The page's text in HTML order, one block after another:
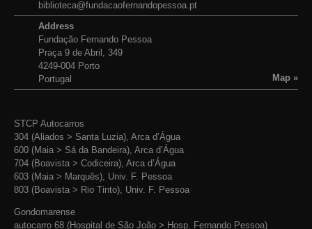
biblioteca@fundacaofernandopessoa.pt
Address
Fundação Fernando Pessoa
Praça 9 de Abril, 349
4249-004 Porto
Portugal
Map »
STCP Autocarros
304 (Aliados > Santa Luzia), Arca d’Água
600 (Maia > Sá da Bandeira), Arca d’Água
704 (Boavista > Codiceira), Arca d’Água
603 (Maia > Marquês), Univ. F. Pessoa
803 (Boavista > Rio Tinto), Univ. F. Pessoa
Gondomarense
autocarro 68 (Hospital de São João > Hosp. Fernando Pessoa)